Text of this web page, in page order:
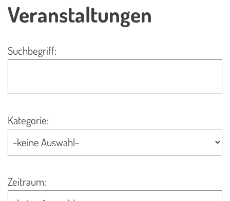
Veranstaltungen
Suchbegriff:
Kategorie:
Zeitraum: